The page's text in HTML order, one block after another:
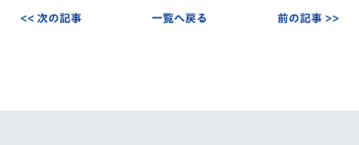
<< 次の記事 一覧へ戻る 前の記事 >>